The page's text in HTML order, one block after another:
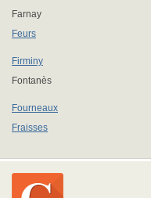
Farnay
Feurs
Firminy
Fontanès
Fourneaux
Fraisses